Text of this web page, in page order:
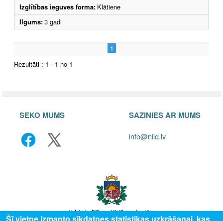
Izglītības ieguves forma: Klātiene
Ilgums:3 gadi
1
Rezultāti : 1 - 1 no 1
SEKO MUMS SAZINIES AR MUMS
info@niid.lv